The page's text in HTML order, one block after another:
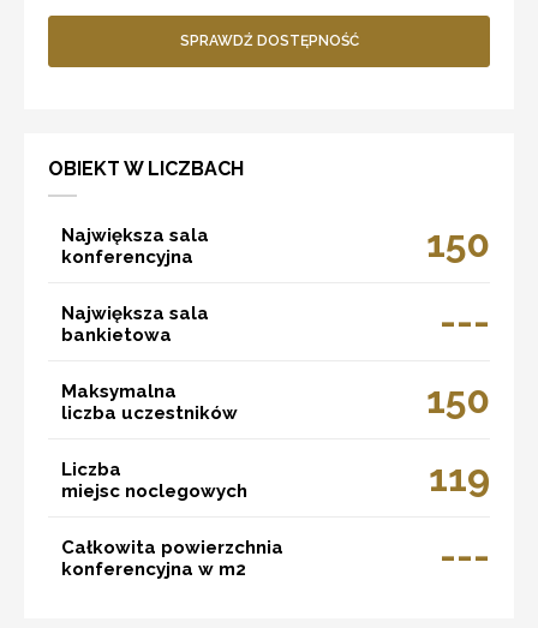
SPRAWDŹ DOSTĘPNOŚĆ
OBIEKT W LICZBACH
Największa sala
konferencyjna
150
Największa sala
bankietowa
---
Maksymalna
liczba uczestników
150
Liczba
miejsc noclegowych
119
Całkowita powierzchnia
konferencyjna w m2
---